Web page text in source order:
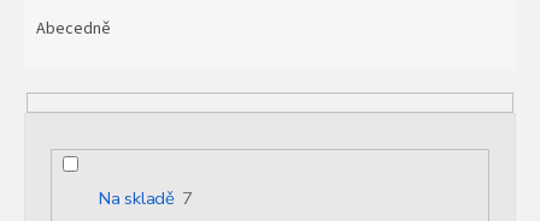
p
Abecedně
Na skladě 7